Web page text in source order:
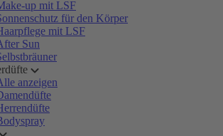
up mit LSF
für den Körper
mit LSF
Sun
anzeigen